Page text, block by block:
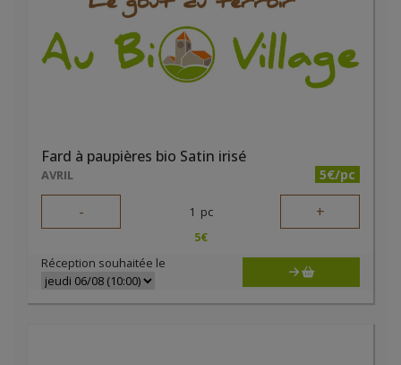
Fard à paupières bio Satin irisé
AVRIL 5€/pc
- 1 pc +
5€
Réception souhaitée le